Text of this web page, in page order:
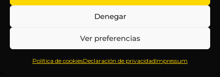
Denegar
Ver preferencias
Política de cookiesDeclaración de privacidadImpressum
Inteligencia
Anticipándonos
Inicio
Sobre
Contenido
Webinars
Política
de
Términos y
Aviso